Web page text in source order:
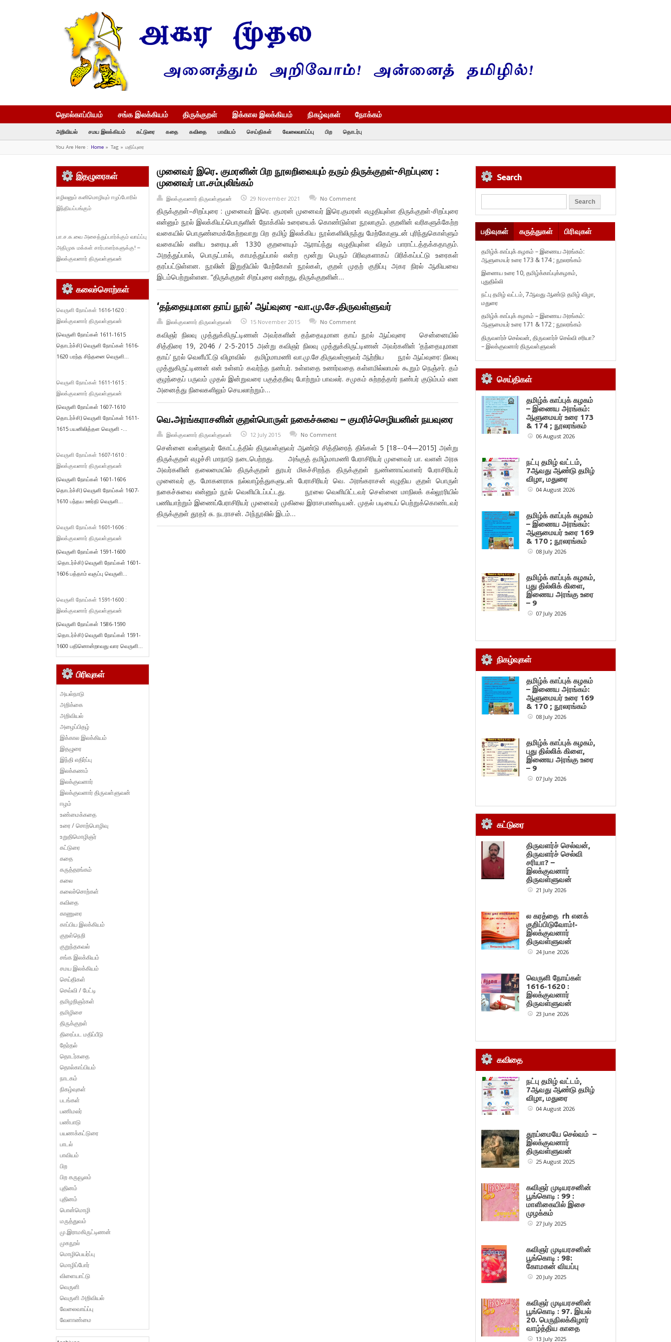
தொல்காப்பியம் சங்க இலக்கியம் திருக்குறள் இக்கால இலக்கியம் நிகழ்வுகள் நோக்கம்
அறிவியல் சமய இலக்கியம் கட்டுரை கதை கவிதை பாவியம் செய்திகள் வேலைவாய்ப்பு பிற தொடர்பு
You Are Here : Home» Tag » மதிப்புரை
முனைவர் இரெ. குமரனின் பிற நூலறிவையும் தரும் திருக்குறள்-சிறப்புரை :
முனைவர் பா.சம்புலிங்கம்
இலக்குவனார் திருவள்ளுவன் 29 November 2021 No Comment
திருக்குறள்–சிறப்புரை : முனைவர் இரெ. குமரன் முனைவர் இரெ.குமரன் எழுதியுள்ள திருக்குறள்-சிறப்புரை
என்னும் நூல் இலக்கியப்பொருளின் நோக்கில் உரையைக் கொண்டுள்ள நூலாகும். குறளின் வரிகளுக்கேற்ற
வகையில் பொருண்மைக்கேற்றவாறு பிற தமிழ் இலக்கிய நூல்களிலிருந்து மேற்கோளுடன் புரிந்துகொள்ளும்
வகையில் எளிய உரையுடன் 1330 குறளையும் ஆராய்ந்து எழுதியுள்ள விதம் பாராட்டத்தக்கதாகும்.
அறத்துப்பால், பொருட்பால், காமத்துப்பால் என்ற மூன்று பெரும் பிரிவுகளாகப் பிரிக்கப்பட்டு உரைகள்
தரப்பட்டுள்ளன. நூலின் இறுதியில் மேற்கோள் நூல்கள், குறள் முதற் குறிப்பு அகர நிரல் ஆகியவை
இடம்பெற்றுள்ளன. “திருக்குறள் சிறப்புரை என்றது, திருக்குறளின்…
‘தந்தையுமான தாய் நூல்’ ஆய்வுரை -வா.மு.சே.திருவள்ளுவர்
இலக்குவனார் திருவள்ளுவன் 15 November 2015 No Comment
கவிஞர் நிலவு முத்துக்கிருட்டிணன் அவர்களின் தந்தையுமான தாய் நூல் ஆய்வுரை சென்னையில்
சித்திரை 19, 2046 / 2-5-2015 அன்று கவிஞர் நிலவு முத்துக்கிருட்டிணன் அவர்களின் ‘தந்தையுமான
தாய்’ நூல் வெளீயீட்டு விழாவில் தமிழ்மாமணி வா.மு.சே.திருவள்ளூவர் ஆற்றிய நூல் ஆய்வுரை: நிலவு
முத்துகிருட்டிணன் என் உள்ளம் கவர்ந்த நண்பர். உள்ளதை உணர்வதை கள்ளமில்லாமல் கூறும் நெஞ்சர். தம்
குழந்தைப் பருவம் முதல் இன்றுவரை பகுத்தறிவு போற்றும் பாவலர். சமுகம் சுற்றத்தார் நண்பர் குடும்பம் என
அனைத்து நிலைகளிலும் செயலாற்றும்…
வெ.அரங்கராசனின் குறள்பொருள் நகைச்சுவை – குமரிச்செழியனின் நயவுரை
இலக்குவனார் திருவள்ளுவன் 12 July 2015 No Comment
சென்னை வள்ளுவர் கோட்டத்தில் திருவள்ளுவர் ஆண்டு சித்திரைத் திங்கள் 5 [18–-04—2015] அன்று
திருக்குறள் எழுச்சி மாநாடு நடைபெற்றது. அங்குத் தமிழ்மாமணி பேராசிரியர் முனைவர் பா. வளன் அரசு
அவர்களின் தலைமையில் திருக்குறள் தூயர் மிகச்சிறந்த திருக்குறள் நுண்ணாய்வாளர் பேராசிரியர்
முனைவர் கு. மோகனராசு நல்வாழ்த்துகளுடன் பேராசிரியர் வெ. அரங்கராசன் எழுதிய குறள் பொருள்
நகைச்சுவை என்னும் நூல் வெளியிடப்பட்டது. நூலை வெளியிட்டவர் சென்னை மாநிலக் கல்லூரியில்
பணியாற்றும் இணைப்பேராசிரியர் முனைவர் முகிலை இராசபாண்டியன். முதல் படியைப் பெற்றுக்கொண்டவர்
திருக்குறள் தூதர் சு. நடராசன். அந்நூலில் இடம்…
இதழுரைகள்
எழிலனும் கனிமொழியும் ஈழப்போரில்
இந்தியப்பங்கும்
பா.ச.க.வை அசைத்துப்பார்க்கும் வாய்ப்பு
அதிமுக மக்கள் சார்பாளர்களுக்கு! –
இலக்குவனார் திருவள்ளுவன்
கலைச்சொற்கள்
வெருளி நோய்கள் 1616-1620 :
இலக்குவனார் திருவள்ளுவன்
(வெருளி நோய்கள் 1611-1615
தொடர்ச்சி) வெருளி நோய்கள் 1616-
1620 பரந்த சிந்தனை வெருளி...
வெருளி நோய்கள் 1611-1615 :
இலக்குவனார் திருவள்ளுவன்
(வெருளி நோய்கள் 1607-1610
தொடர்ச்சி) வெருளி நோய்கள் 1611-
1615 பயனிலித்தள வெருளி -...
வெருளி நோய்கள் 1607-1610 :
இலக்குவனார் திருவள்ளுவன்
(வெருளி நோய்கள் 1601-1606
தொடர்ச்சி) வெருளி நோய்கள் 1607-
1610 பந்தய ஊர்தி வெருளி...
வெருளி நோய்கள் 1601-1606 :
இலக்குவனார் திருவள்ளுவன்
(வெருளி நோய்கள் 1591-1600
:தொடர்ச்சி) வெருளி நோய்கள் 1601-
1606 பத்தாம் வகுப்பு வெருளி...
வெருளி நோய்கள் 1591-1600 :
இலக்குவனார் திருவள்ளுவன்
(வெருளி நோய்கள் 1586-1590
:தொடர்ச்சி) வெருளி நோய்கள் 1591-
1600 பதினொன்றாவது வார வெருளி...
பிரிவுகள்
அயல்நாடு
அறிக்கை
அறிவியல்
அழைப்பிதழ்
இக்கால இலக்கியம்
இதழுரை
இந்தி எதிர்ப்பு
இலக்கணம்
இலக்குவனார்
இலக்குவனார் திருவள்ளுவன்
ஈழம்
உண்மைக்கதை
உரை / சொற்பொழிவு
உறுதிமொழிஞர்
கட்டுரை
கதை
கருத்தரங்கம்
கலை
கலைச்சொற்கள்
கவிதை
காணுரை
காப்பிய இலக்கியம்
குறள்நெறி
குறுந்தகவல்
சங்க இலக்கியம்
சமய இலக்கியம்
செய்திகள்
செவ்வி / பேட்டி
தமிழறிஞர்கள்
தமிழிசை
திருக்குறள்
திரைப்பட மதிப்பீடு
தேர்தல்
தொடர்கதை
தொல்காப்பியம்
நாடகம்
நிகழ்வுகள்
படங்கள்
பணிமலர்
பண்பாடு
பயணக்கட்டுரை
பாடல்
பாவியம்
பிற
பிற கருவூலம்
புதினம்
புதினம்
பொன்மொழி
மருத்துவம்
மு.இராமகிருட்டிணன்
முகநூல்
மொழிபெயர்ப்பு
மொழிப்போர்
விளையாட்டு
வெருளி
வெருளி அறிவியல்
வேலைவாய்ப்பு
வேளாண்மை
Search
பதிவுகள் கருத்துகள் பிரிவுகள்
தமிழ்க் காப்புக் கழகம் – இணைய அரங்கம்:
ஆளுமையர் உரை 173 & 174 ; நூலரங்கம்
இணைய உரை 10, தமிழ்க்காப்புக்கழகம்,
புதுதில்லி
நட்பு தமிழ் வட்டம், 7ஆவது ஆண்டு தமிழ் விழா,
மதுரை
தமிழ்க் காப்புக் கழகம் – இணைய அரங்கம்:
ஆளுமையர் உரை 171 & 172 ; நூலரங்கம்
திருவளர்ச் செல்வன், திருவளர்ச் செல்வி சரியா?
– இலக்குவனார் திருவள்ளுவன்
செய்திகள்
தமிழ்க் காப்புக் கழகம்
– இணைய அரங்கம்:
ஆளுமையர் உரை 173
& 174 ; நூலரங்கம்
06 August 2026
நட்பு தமிழ் வட்டம்,
7ஆவது ஆண்டு தமிழ்
விழா, மதுரை
04 August 2026
தமிழ்க் காப்புக் கழகம்
– இணைய அரங்கம்:
ஆளுமையர் உரை 169
& 170 ; நூலரங்கம்
08 July 2026
தமிழ்க் காப்புக் கழகம்,
புது தில்லிக் கிளை,
இணைய அரங்கு உரை
– 9
07 July 2026
நிகழ்வுகள்
தமிழ்க் காப்புக் கழகம்
– இணைய அரங்கம்:
ஆளுமையர் உரை 169
& 170 ; நூலரங்கம்
08 July 2026
தமிழ்க் காப்புக் கழகம்,
புது தில்லிக் கிளை,
இணைய அரங்கு உரை
– 9
07 July 2026
கட்டுரை
திருவளர்ச் செல்வன்,
திருவளர்ச் செல்வி
சரியா? –
இலக்குவனார்
திருவள்ளுவன்
21 July 2026
ல கரத்தை rh எனக்
குறிப்பிடுவோம்!-
இலக்குவனார்
திருவள்ளுவன்
24 June 2026
வெருளி நோய்கள்
1616-1620 :
இலக்குவனார்
திருவள்ளுவன்
23 June 2026
கவிதை
நட்பு தமிழ் வட்டம்,
7ஆவது ஆண்டு தமிழ்
விழா, மதுரை
04 August 2026
தூய்மையே செல்வம் –
இலக்குவனார்
திருவள்ளுவன்
25 August 2025
கவிஞர் முடியரசனின்
பூங்கொடி : 99 :
மாளிகையில் இசை
முழக்கம்
27 July 2025
கவிஞர் முடியரசனின்
பூங்கொடி : 98:
கோமகன் வியப்பு
20 July 2025
கவிஞர் முடியரசனின்
பூங்கொடி : 97. இயல்
20. பெருநிலக்கிழார்
வாழ்த்திய காதை
13 July 2025